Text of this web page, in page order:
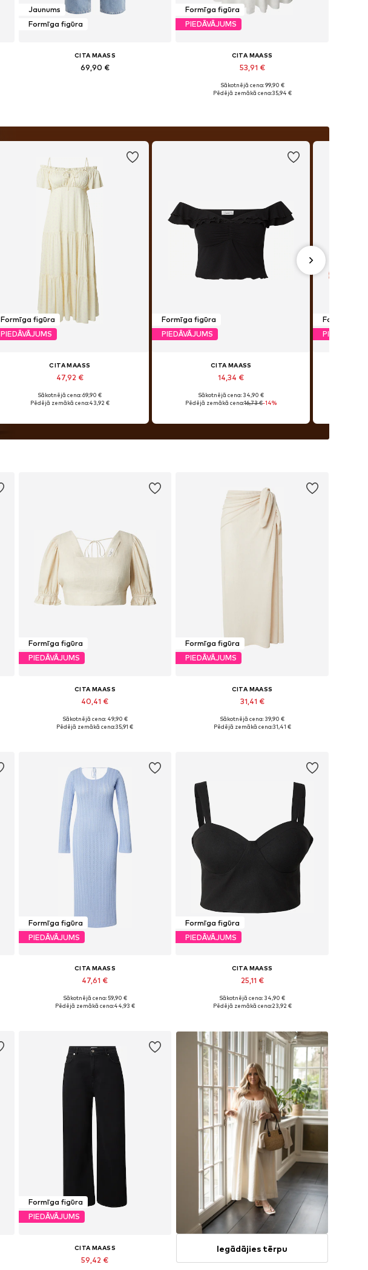
Jaunums
Formīga figūra
CITA MAASS
69,90 €
Formīga figūra
PIEDĀVĀJUMS
CITA MAASS
53,91 €
Pieejams daudzos izmēros
Sākotnējā cena: 99,90 €
Pēdējā zemākā cena:35,94 €
Formīga figūra
PIEDĀVĀJUMS
CITA MAASS
47,92 €
Sākotnējā cena: 69,90 €
Pēdējā zemākā cena:43,92 €
Formīga figūra
PIEDĀVĀJUMS
CITA MAASS
14,34 €
Sākotnējā cena: 34,90 €
Pēdējā zemākā cena:16,73 €-14%
Formīga
Formīga figūra
PIEDĀVĀJUMS
CITA MAASS
40,41 €
Sākotnējā cena: 49,90 €
Pēdējā zemākā cena:35,91 €
Formīga figūra
PIEDĀVĀJUMS
CITA MAASS
31,41 €
Pieejamie izmēri: 44-46, 48-50, 52-54
Sākotnējā cena: 39,90 €
Pēdējā zemākā cena:31,41 €
Formīga figūra
PIEDĀVĀJUMS
CITA MAASS
47,61 €
Pieejams daudzos izmēros
Sākotnējā cena: 59,90 €
Pēdējā zemākā cena:44,93 €
Formīga figūra
PIEDĀVĀJUMS
CITA MAASS
25,11 €
Pieejamie izmēri: XXL, XXXL, 4XL, 5XL, 7XL
Sākotnējā cena: 34,90 €
Pēdējā zemākā cena:23,92 €
Formīga figūra
PIEDĀVĀJUMS
CITA MAASS
59,42 €
Iegādājies tērpu